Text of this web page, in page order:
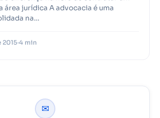
área jurídica A advocacia é uma
na…
2015 4 min
✉